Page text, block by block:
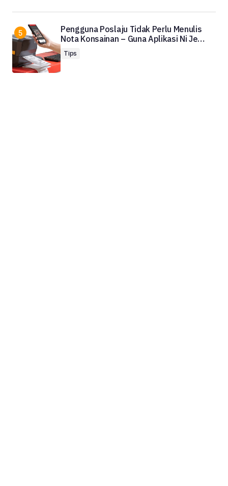
Pengguna Poslaju Tidak Perlu Menulis
Nota Konsainan – Guna Aplikasi Ni Je…
Tips